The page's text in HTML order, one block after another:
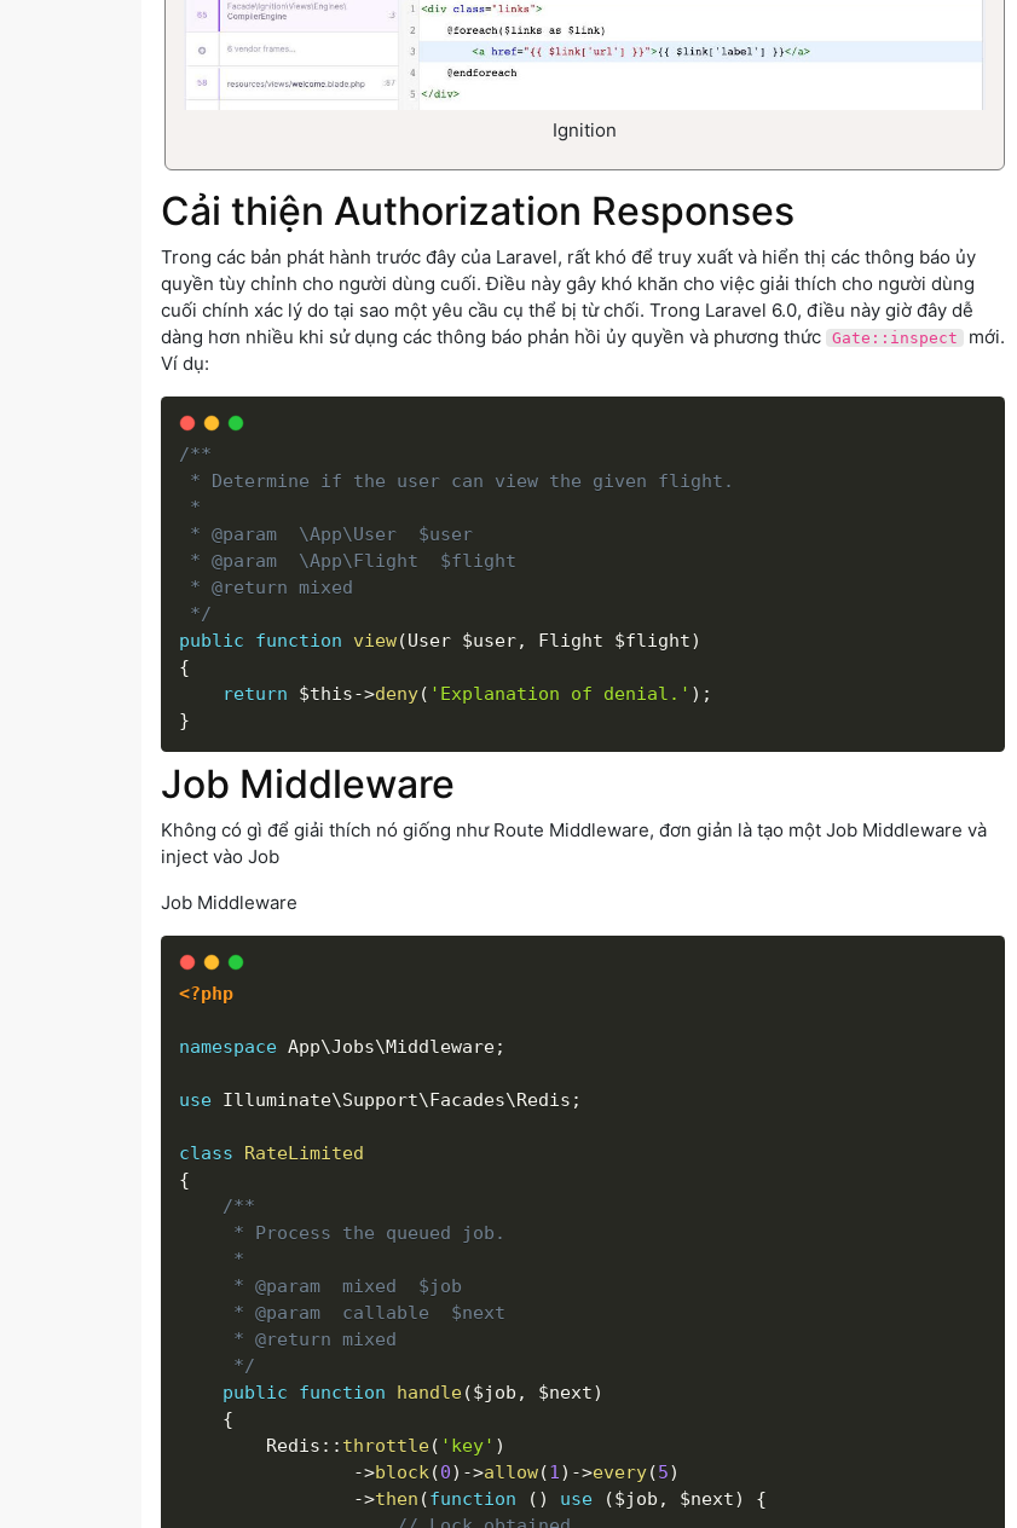
Ignition
Cải thiện Authorization Responses
Trong các bản phát hành trước đây của Laravel, rất khó để truy xuất và hiển thị các thông báo ủy
quyền tùy chỉnh cho người dùng cuối. Điều này gây khó khăn cho việc giải thích cho người dùng
cuối chính xác lý do tại sao một yêu cầu cụ thể bị từ chối. Trong Laravel 6.0, điều này giờ đây dễ
dàng hơn nhiều khi sử dụng các thông báo phản hồi ủy quyền và phương thức Gate::inspect
mới.
Ví dụ:
/**
* Determine if the user can view the given flight.
*
* @param  \App\User  $user
* @param  \App\Flight  $flight
* @return mixed
*/
public
function view(User $user, Flight $flight)
{
return
$this->deny( 'Explanation of denial.' ) ;
}
Job Middleware
Không có gì để giải thích nó giống như Route Middleware, đơn giản là tạo một Job Middleware và
inject vào Job
Job Middleware
<?php
namespace App\Jobs\Middleware;
use Illuminate\Support\Facades\Redis ;
class
RateLimited
{
/**
     * Process the queued job.
     *
     * @param  mixed  $job
     * @param  callable  $next
     * @return mixed
     */
public
function handle($job , $next)
{
        Redis
: : throttle( 'key' )
->block (0) ->allow(1 ) ->every(5)
->then (function ( ) use ($job , $next)
{